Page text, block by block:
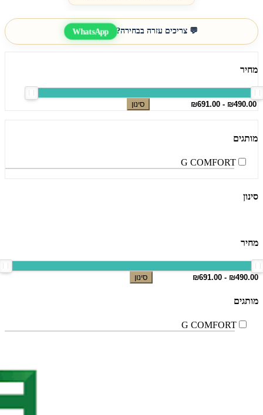
💬 צריכים עזרה בבחירה? WhatsApp
מחיר
סינון
מותגים
G COMFORT
סינון
מחיר
סינון
מותגים
G COMFORT